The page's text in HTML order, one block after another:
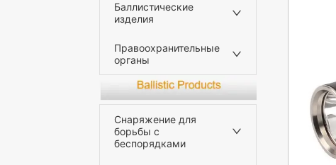
Баллистические
изделия
Правоохранительные
органы
Снаряжение для
борьбы с
беспорядками